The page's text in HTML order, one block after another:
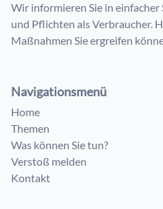
Wir informieren Sie in einfacher
und Pflichten als Verbraucher.
Maßnahmen Sie ergreifen
Navigationsmenü
Home
Themen
Was können Sie tun?
Verstoß melden
Kontakt